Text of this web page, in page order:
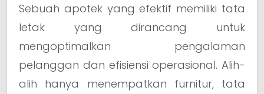
Sebuah apotek yang efektif memiliki tata
letak yang dirancang untuk
mengoptimalkan pengalaman
pelanggan dan efisiensi operasional. Alih-
alih hanya menempatkan furnitur, tata